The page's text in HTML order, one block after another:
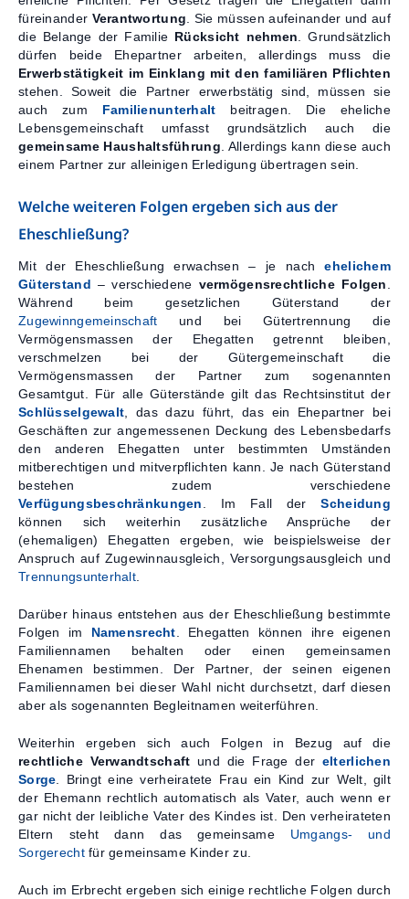
füreinander Verantwortung . Sie müssen aufeinander und auf
die Belange der Familie Rücksicht nehmen . Grundsätzlich
dürfen beide Ehepartner arbeiten, allerdings muss die
Erwerbstätigkeit im Einklang mit den familiären Pflichten
stehen. Soweit die Partner erwerbstätig sind, müssen sie
auch zum Familienunterhalt beitragen. Die eheliche
Lebensgemeinschaft umfasst grundsätzlich auch die
gemeinsame Haushaltsführung . Allerdings kann diese auch
einem Partner zur alleinigen Erledigung übertragen sein.
Welche weiteren Folgen ergeben sich aus der
Eheschließung?
Mit der Eheschließung erwachsen – je nachehelichem
Güterstand – verschiedene vermögensrechtliche Folgen
Während beim gesetzlichen Güterstand der
Zugewinngemeinschaft und bei Gütertrennung die
Vermögensmassen der Ehegatten getrennt bleiben,
verschmelzen bei der Gütergemeinschaft die
Vermögensmassen der Partner zum sogenannten
Gesamtgut. Für alle Güterstände gilt das Rechtsinstitut der
Schlüsselgewalt , das dazu führt, das ein Ehepartner bei
Geschäften zur angemessenen Deckung des Lebensbedarfs
den anderen Ehegatten unter bestimmten Umständen
mitberechtigen und mitverpflichten kann. Je nach Güterstand
bestehen zudem verschiedene
Verfügungsbeschränkungen
. Im Fall derScheidung
können sich weiterhin zusätzliche Ansprüche der
(ehemaligen) Ehegatten ergeben, wie beispielsweise der
Anspruch auf Zugewinnausgleich, Versorgungsausgleich und
Trennungsunterhalt
Darüber hinaus entstehen aus der Eheschließung bestimmte
Folgen im Namensrecht . Ehegatten können ihre eigenen
Familiennamen behalten oder einen gemeinsamen
Ehenamen bestimmen. Der Partner, der seinen eigenen
Familiennamen bei dieser Wahl nicht durchsetzt, darf diesen
aber als sogenannten Begleitnamen weiterführen.
Weiterhin ergeben sich auch Folgen in Bezug auf die
rechtliche Verwandtschaft und die Frage der elterlichen
Sorge . Bringt eine verheiratete Frau ein Kind zur Welt, gilt
der Ehemann rechtlich automatisch als Vater, auch wenn er
gar nicht der leibliche Vater des Kindes ist. Den verheirateten
Eltern steht dann das gemeinsame Umgangs- und
Sorgerechtfür gemeinsame Kinder zu.
Auch im Erbrecht ergeben sich einige rechtliche Folgen durch